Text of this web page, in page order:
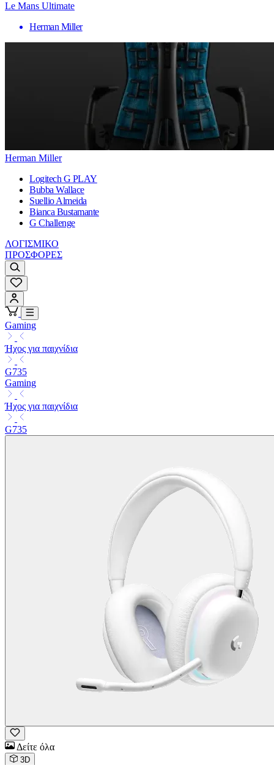
Le Mans Ultimate
Herman Miller
Herman Miller
Logitech G PLAY
Bubba Wallace
Suellio Almeida
Bianca Bustamante
G Challenge
ΛΟΓΙΣΜΙΚΟ
ΠΡΟΣΦΟΡΕΣ
Gaming
Ήχος για παιχνίδια
G735
Gaming
Ήχος για παιχνίδια
G735
Δείτε όλα
3D